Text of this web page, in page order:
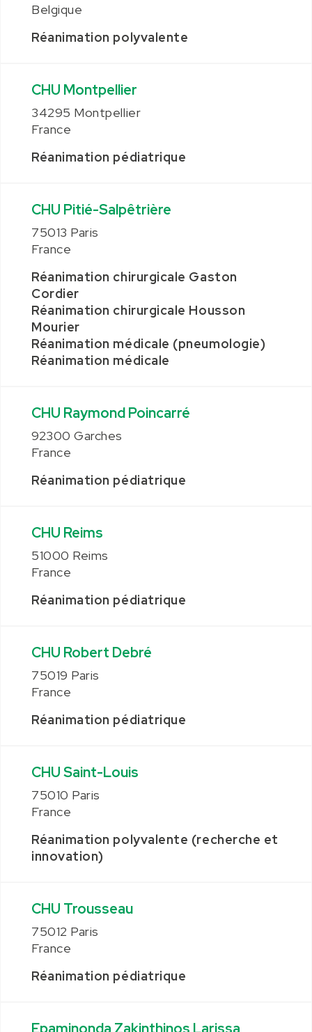
Belgique
Réanimation polyvalente
CHU Montpellier
34295 Montpellier
France
Réanimation pédiatrique
CHU Pitié-Salpêtrière
75013 Paris
France
Réanimation chirurgicale Gaston
Cordier
Réanimation chirurgicale Housson
Mourier
Réanimation médicale (pneumologie)
Réanimation médicale
CHU Raymond Poincarré
92300 Garches
France
Réanimation pédiatrique
CHU Reims
51000 Reims
France
Réanimation pédiatrique
CHU Robert Debré
75019 Paris
France
Réanimation pédiatrique
CHU Saint-Louis
75010 Paris
France
Réanimation polyvalente (recherche et
innovation)
CHU Trousseau
75012 Paris
France
Réanimation pédiatrique